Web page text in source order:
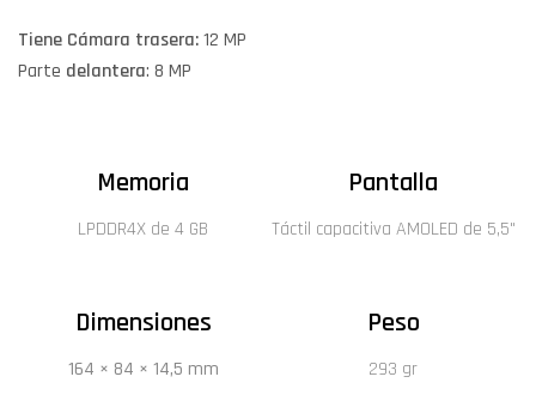
Tiene Cámara trasera:12 MP
Parte delantera: 8 MP
Memoria
LPDDR4X de 4 GB
Pantalla
Táctil capacitiva AMOLED de 5,5"
Dimensiones
164 × 84 × 14,5 mm
Peso
293 gr